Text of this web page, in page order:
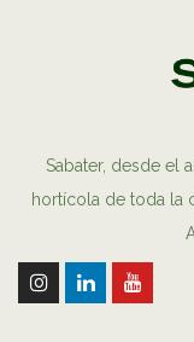
Sabater, desde el
hortícola de toda la